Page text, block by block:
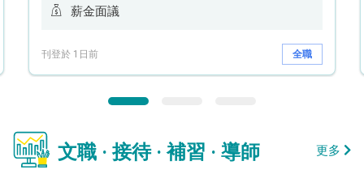
薪金面議
刊登於 1日前 全職
文職 · 接待 · 補習 · 導師 更多